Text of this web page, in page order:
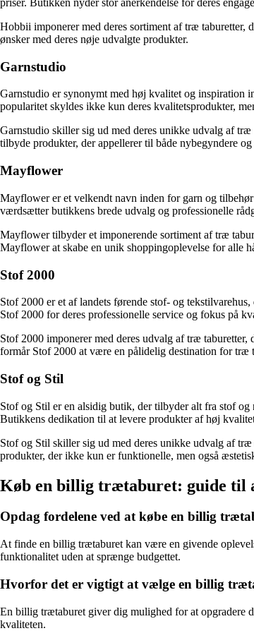
priser. Butikken nyder stor anerkendelse for deres
Hobbii imponerer med deres sortiment af træ
ønsker med deres nøje udvalgte produkter.
Garnstudio
Garnstudio er synonymt med høj kvalitet og inspiration
popularitet skyldes ikke kun deres kvalitetsprodukter,
Garnstudio skiller sig ud med deres unikke udvalg af
tilbyde produkter, der appellerer til både nybegyndere og
Mayflower
Mayflower er et velkendt navn inden for garn og
værdsætter butikkens brede udvalg og professionelle
Mayflower tilbyder et imponerende sortiment af træ
Mayflower at skabe en unik shoppingoplevelse for alle
Stof 2000
Stof 2000 er et af landets førende stof- og
Stof 2000 for deres professionelle service og fokus på
Stof 2000 imponerer med deres udvalg af træ
formår Stof 2000 at være en pålidelig destination for træ
Stof og Stil
Stof og Stil er en alsidig butik, der tilbyder alt fra stof
Butikkens dedikation til at levere produkter af høj
Stof og Stil skiller sig ud med deres unikke udvalg af
produkter, der ikke kun er funktionelle, men også
Køb en billig trætaburet: guide til
Opdag fordelene ved at købe en billig
At finde en billig trætaburet kan være en givende
funktionalitet uden at sprænge budgettet.
Hvorfor det er vigtigt at vælge en billig
En billig trætaburet giver dig mulighed for at opgradere
kvaliteten.